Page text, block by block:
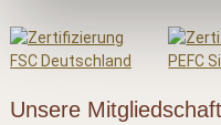
Unsere